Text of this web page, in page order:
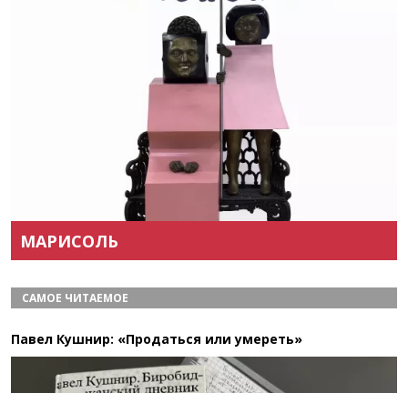
МАРИСОЛЬ
САМОЕ ЧИТАЕМОЕ
Павел Кушнир: «Продаться или умереть»